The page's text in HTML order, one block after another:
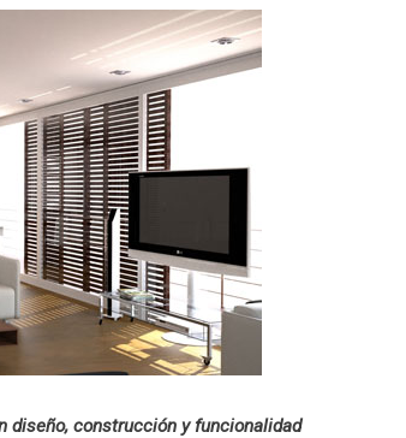
diseño, construcción y funcionalidad